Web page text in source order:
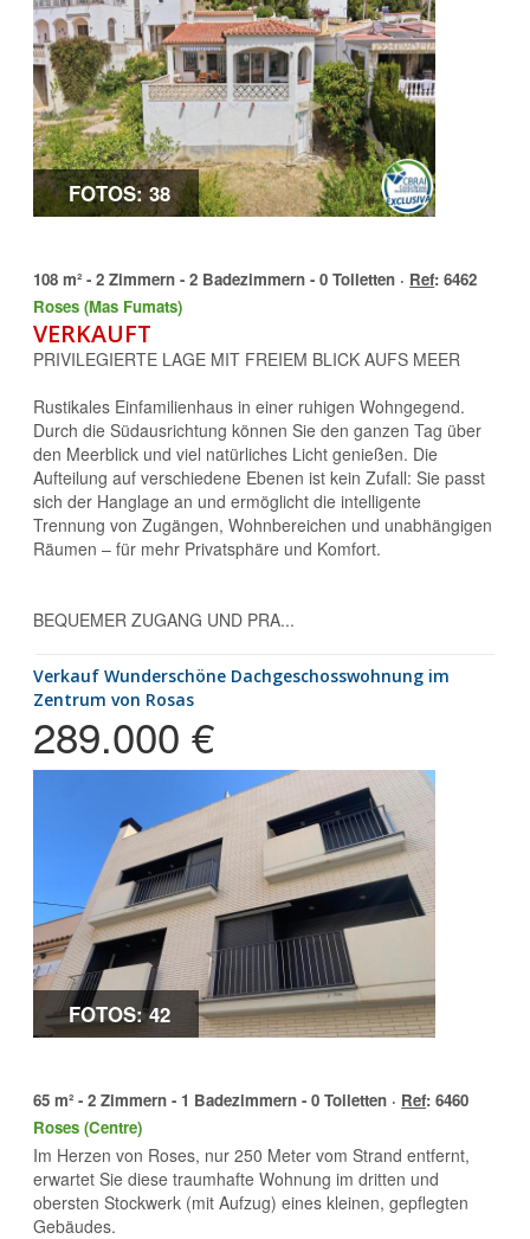
FOTOS: 38
108 m² - 2 Zimmern - 2 Badezimmern - 0 Toiletten · Ref: 6462
Roses (Mas Fumats)
VERKAUFT
PRIVILEGIERTE LAGE MIT FREIEM BLICK AUFS MEER
Rustikales Einfamilienhaus in einer ruhigen Wohngegend.
Durch die Südausrichtung können Sie den ganzen Tag über
den Meerblick und viel natürliches Licht genießen. Die
Aufteilung auf verschiedene Ebenen ist kein Zufall: Sie passt
sich der Hanglage an und ermöglicht die intelligente
Trennung von Zugängen, Wohnbereichen und unabhängigen
Räumen – für mehr Privatsphäre und Komfort.
BEQUEMER ZUGANG UND PRA...
Verkauf Wunderschöne Dachgeschosswohnung im
Zentrum von Rosas
289.000 €
FOTOS: 42
65 m² - 2 Zimmern - 1 Badezimmern - 0 Toiletten · Ref: 6460
Roses (Centre)
Im Herzen von Roses, nur 250 Meter vom Strand entfernt,
erwartet Sie diese traumhafte Wohnung im dritten und
obersten Stockwerk (mit Aufzug) eines kleinen, gepflegten
Gebäudes.